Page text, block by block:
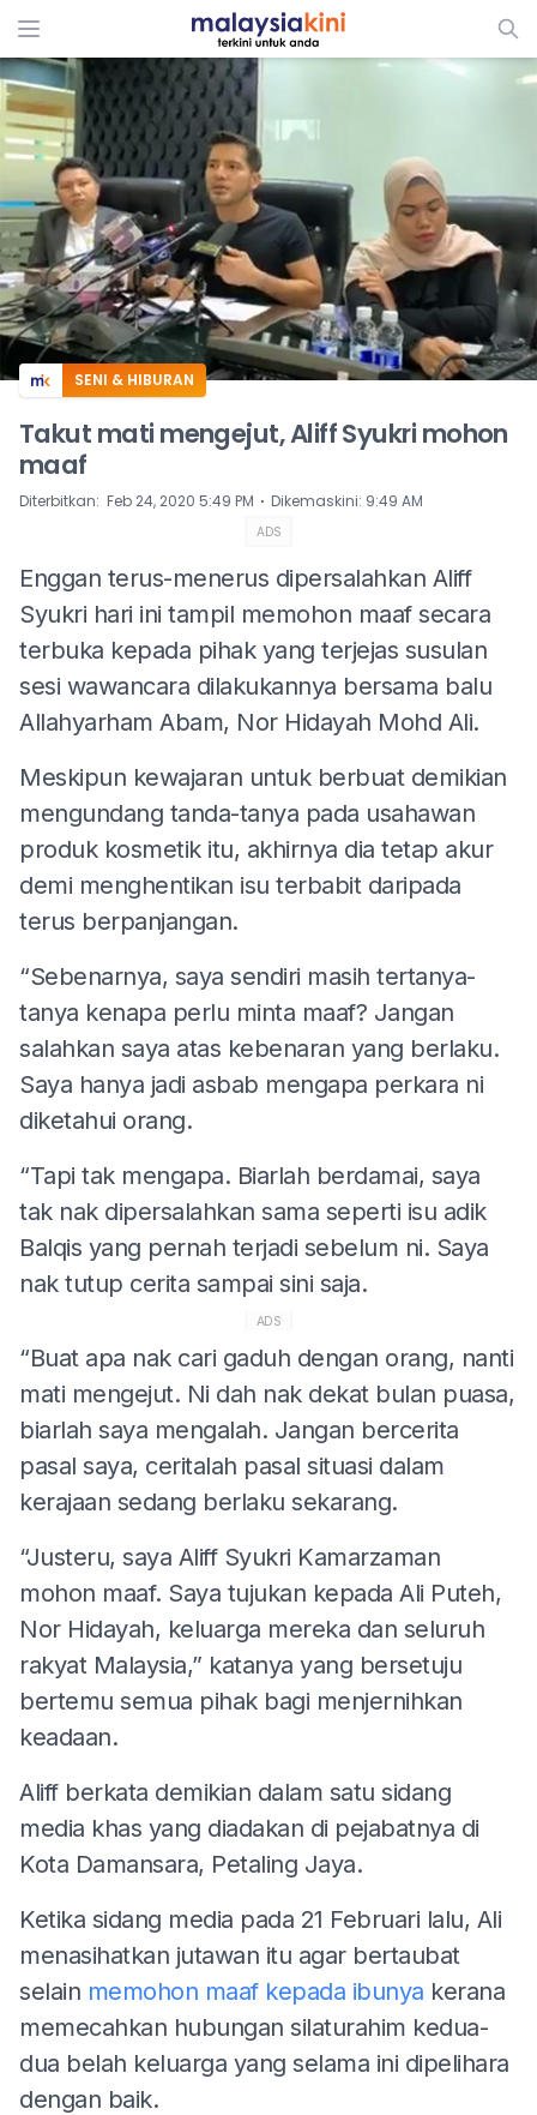
ADS
SENI & HIBURAN
Takut mati mengejut, Aliff Syukri mohon
maaf
Diterbitkan: Feb 24, 2020 5:49 PM ⋅ Dikemaskini: 9:49 AM
ADS
Enggan terus-menerus dipersalahkan Aliff
Syukri hari ini tampil memohon maaf secara
terbuka kepada pihak yang terjejas susulan
sesi wawancara dilakukannya bersama balu
Allahyarham Abam, Nor Hidayah Mohd Ali.
Meskipun kewajaran untuk berbuat demikian
mengundang tanda-tanya pada usahawan
produk kosmetik itu, akhirnya dia tetap akur
demi menghentikan isu terbabit daripada
terus berpanjangan.
“Sebenarnya, saya sendiri masih tertanya-
tanya kenapa perlu minta maaf? Jangan
salahkan saya atas kebenaran yang berlaku.
Saya hanya jadi asbab mengapa perkara ni
diketahui orang.
“Tapi tak mengapa. Biarlah berdamai, saya
tak nak dipersalahkan sama seperti isu adik
Balqis yang pernah terjadi sebelum ni. Saya
nak tutup cerita sampai sini saja.
ADS
“Buat apa nak cari gaduh dengan orang, nanti
mati mengejut. Ni dah nak dekat bulan puasa,
biarlah saya mengalah. Jangan bercerita
pasal saya, ceritalah pasal situasi dalam
kerajaan sedang berlaku sekarang.
“Justeru, saya Aliff Syukri Kamarzaman
mohon maaf. Saya tujukan kepada Ali Puteh,
Nor Hidayah, keluarga mereka dan seluruh
rakyat Malaysia,” katanya yang bersetuju
bertemu semua pihak bagi menjernihkan
keadaan.
Aliff berkata demikian dalam satu sidang
media khas yang diadakan di pejabatnya di
Kota Damansara, Petaling Jaya.
Ketika sidang media pada 21 Februari lalu, Ali
menasihatkan jutawan itu agar bertaubat
selain memohon maaf kepada ibunya kerana
memecahkan hubungan silaturahim kedua-
dua belah keluarga yang selama ini dipelihara
dengan baik.